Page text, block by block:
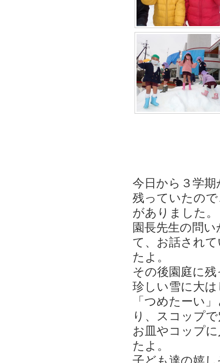
今日から３学
残っていたの
がありました。
園長先生の問
て、お話され
たよ。
その後園庭に
珍しい雪に大
「つめたーい
り、スコップ
お皿やコップ
たよ。